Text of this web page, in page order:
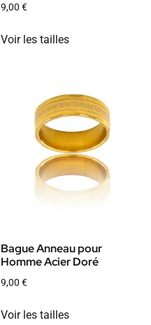
9,00 €
Voir les tailles
Bague Anneau pour
Homme Acier Doré
9,00 €
Voir les tailles